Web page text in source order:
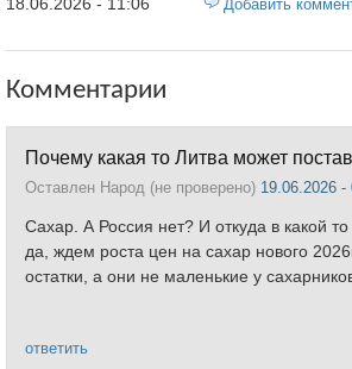
Добавить
Комментарии
Почему какая то Литва может
Оставлен Народ (не проверено) 19.06.2026 -
Сахар. А Россия нет? И откуда в какой
да, ждем роста цен на сахар нового
остатки, а они не маленькие у
ответить